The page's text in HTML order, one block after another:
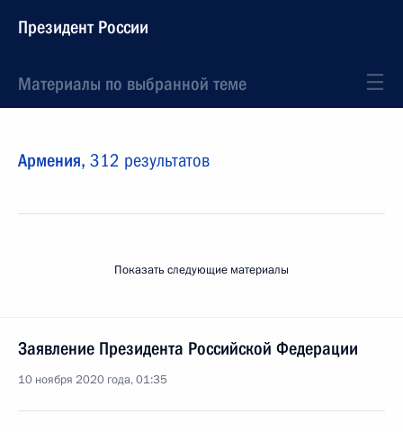
Президент России
Материалы по выбранной теме
Армения, 312 результатов
Показать следующие материалы
Заявление Президента Российской Федерации
10 ноября 2020 года, 01:35